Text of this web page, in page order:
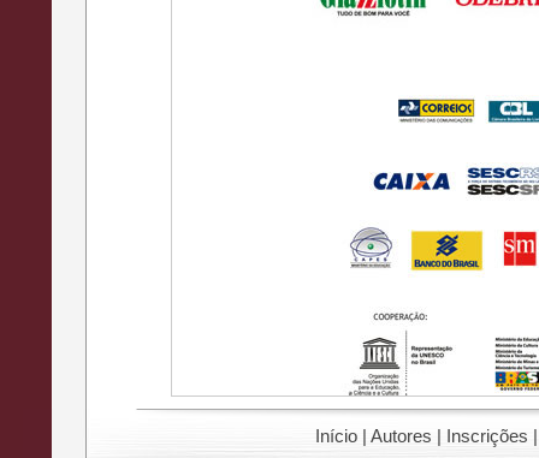
Início | Autores | Inscrições